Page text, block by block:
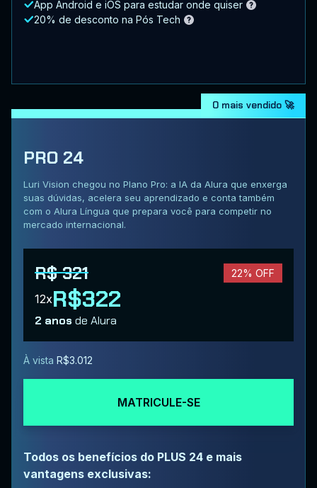
App Android e iOS para estudar onde quiser
20% de desconto na Pós Tech
O mais vendido 🚀
PRO 24
Luri Vision chegou no Plano Pro: a IA da Alura que enxerga
suas dúvidas, acelera seu aprendizado e conta também
com o Alura Língua que prepara você para competir no
mercado internacional.
R$ 321 22% OFF
12xR$322
2 anosde Alura
À vista R$3.012
MATRICULE-SE
Todos os benefícios do PLUS 24 e mais
vantagens exclusivas: